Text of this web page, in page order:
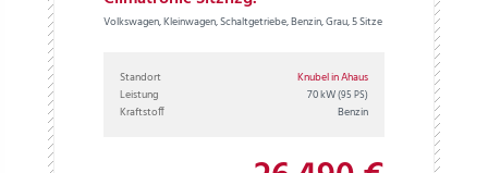
Volkswagen, Kleinwagen, Schaltgetriebe, Benzin, Grau, 5 Sitze
Standort
Knubel in Ahaus
Leistung
70 kW(95 PS)
Kraftstoff Benzin